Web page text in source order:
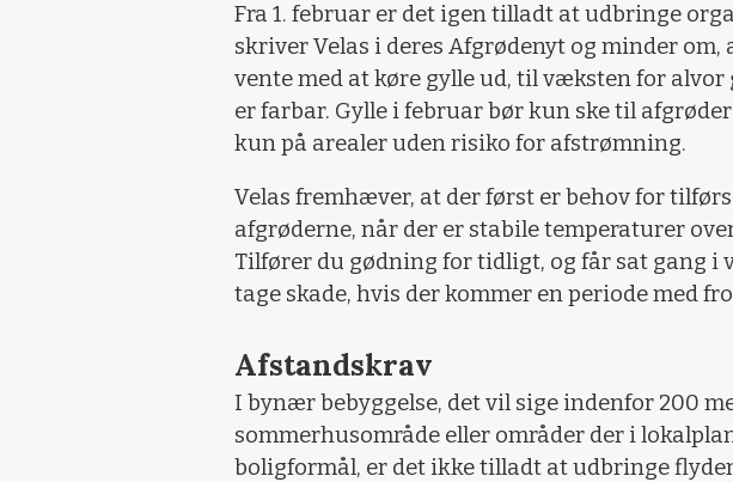
Fra 1. februar er det igen tilladt at udbringe
skriver Velas i deres Afgrødenyt og minder om,
vente med at køre gylle ud, til væksten for alvor
er farbar. Gylle i februar bør kun ske til
kun på arealer uden risiko for afstrømning.
Velas fremhæver, at der først er behov for
afgrøderne, når der er stabile temperaturer
Tilfører du gødning for tidligt, og får sat gang i
tage skade, hvis der kommer en periode med
Afstandskrav
I bynær bebyggelse, det vil sige indenfor 200
sommerhusområde eller områder der i
boligformål, er det ikke tilladt at udbringe